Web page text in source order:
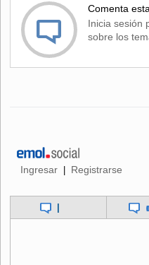
Comenta
Inicia sesión
sobre los
Ingresar | Registrarse
|